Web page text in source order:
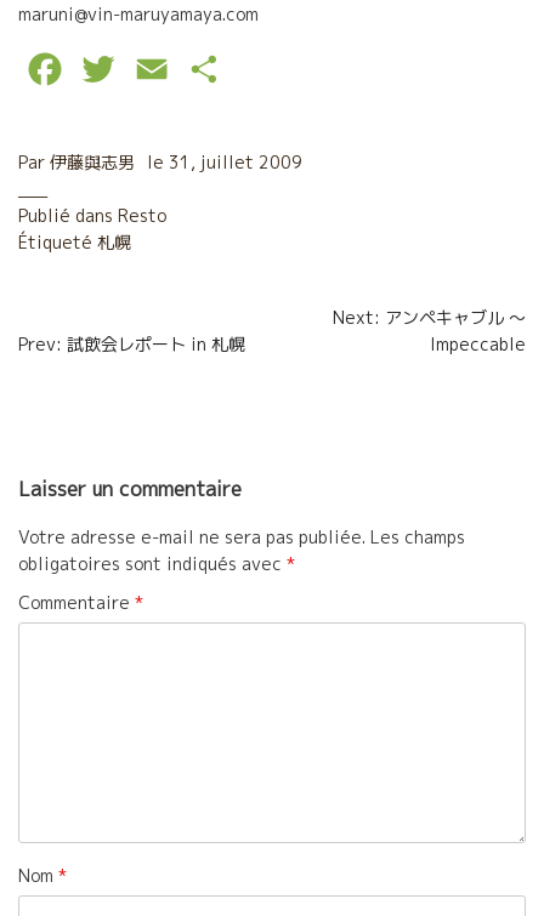
maruni@vin-maruyamaya.com
c
b
o
i
t
r
a
r
e
Par 伊藤與志男 le 31, juillet 2009
Publié dans Resto
Étiqueté 札幌
Navigation
de
Prev: 試飲会レポート in 札幌
Next: アンペキャブル ～
Impeccable
Laisser un commentaire
Votre adresse e-mail ne sera pas publiée. Les champs
obligatoires sont indiqués avec *
Commentaire *
Nom *